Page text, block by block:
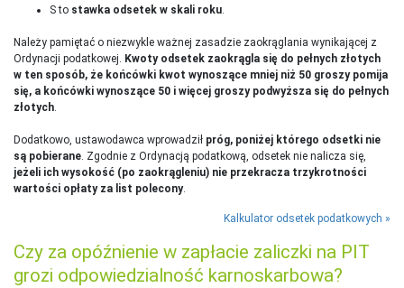
S to stawka odsetek w skali roku.
Należy pamiętać o niezwykle ważnej zasadzie zaokrąglania wynikającej z
Ordynacji podatkowej. Kwoty odsetek zaokrągla się do pełnych złotych
w ten sposób, że końcówki kwot wynoszące mniej niż 50 groszy pomija
się, a końcówki wynoszące 50 i więcej groszy podwyższa się do pełnych
złotych.
Dodatkowo, ustawodawca wprowadził próg, poniżej którego odsetki nie
są pobierane. Zgodnie z Ordynacją podatkową, odsetek nie nalicza się,
jeżeli ich wysokość (po zaokrągleniu) nie przekracza trzykrotności
wartości opłaty za list polecony.
Kalkulator odsetek podatkowych
Czy za opóźnienie w zapłacie zaliczki na PIT
grozi odpowiedzialność karnoskarbowa?